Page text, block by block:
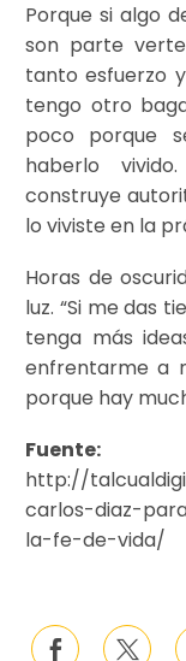
Porque si algo
son parte
tanto esfuerzo
tengo otro
poco porque
haberlo
construye
lo viviste en la
Horas de
luz. “Si me das
tenga más
enfrentarme a
porque hay
Fuente:
http://
carlos-diaz-
la-fe-de-vida/